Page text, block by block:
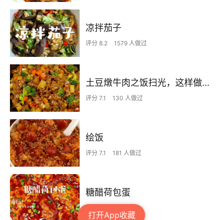
打开App收藏
凉拌茄子
评分 8.2 1579 人做过
土豆燉牛肉之饭扫光，这样做也太香了吧，还没出锅已是浓香四溢了
评分 7.1 130 人做过
绘饭
评分 7.1 181 人做过
糖醋荷包蛋